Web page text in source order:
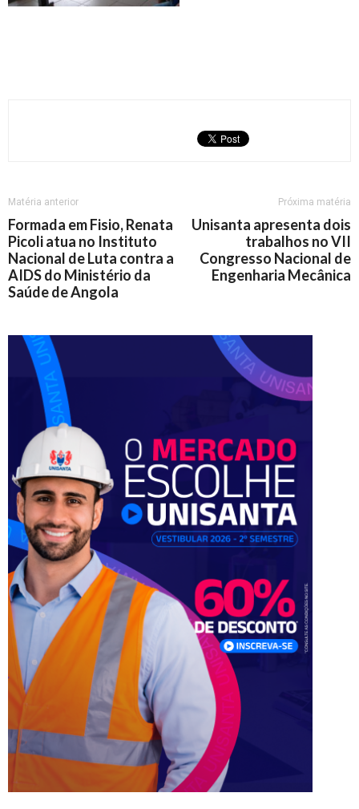
Matéria anterior
Formada em Fisio, Renata
Picoli atua no Instituto
Nacional de Luta contra a
AIDS do Ministério da
Saúde de Angola
Próxima matéria
Unisanta apresenta dois
trabalhos no VII
Congresso Nacional de
Engenharia Mecânica